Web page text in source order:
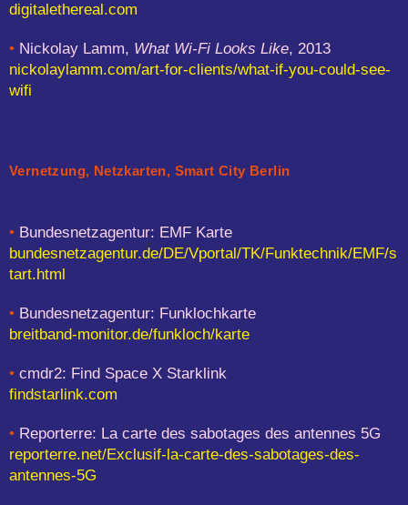
digitalethereal.com
• Nickolay Lamm, What Wi-Fi Looks Like, 2013
nickolaylamm.com/art-for-clients/what-if-you-could-see-
wifi
Vernetzung, Netzkarten, Smart City Berlin
• Bundesnetzagentur: EMF Karte
bundesnetzagentur.de/DE/Vportal/TK/Funktechnik/EMF/s
tart.html
• Bundesnetzagentur: Funklochkarte
breitband-monitor.de/funkloch/karte
• cmdr2: Find Space X Starklink
findstarlink.com
• Reporterre: La carte des sabotages des antennes 5G
reporterre.net/Exclusif-la-carte-des-sabotages-des-
antennes-5G